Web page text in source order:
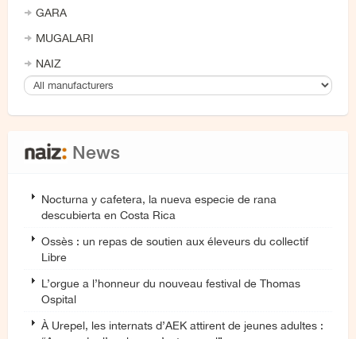
GARA
MUGALARI
NAIZ
News
Nocturna y cafetera, la nueva especie de rana
descubierta en Costa Rica
Ossès : un repas de soutien aux éleveurs du collectif
Libre
L’orgue a l’honneur du nouveau festival de Thomas
Ospital
À Urepel, les internats d’AEK attirent de jeunes adultes :